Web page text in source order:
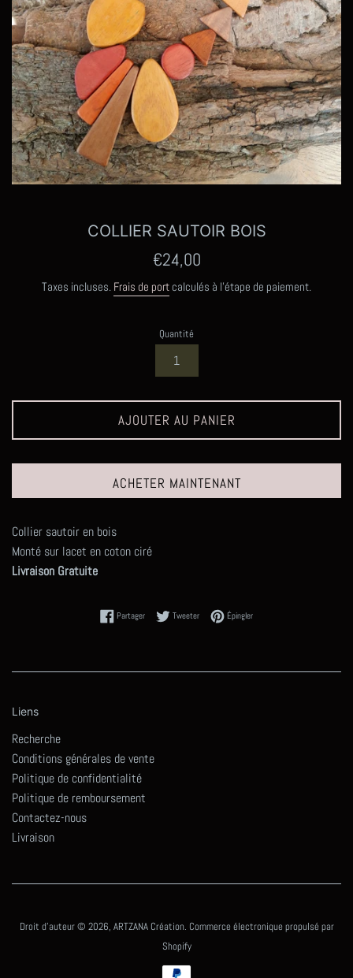
COLLIER SAUTOIR BOIS
Prix
€24,00
Taxes incluses. Frais de port calculés à l'étape de paiement.
Quantité
AJOUTER AU PANIER
ACHETER MAINTENANT
Collier sautoir en bois
Monté sur lacet en coton ciré
Livraison Gratuite
PartagerPartager sur Facebook
TweeterTweeter sur Twitter
ÉpinglerÉpingler sur Pinterest
Liens
Recherche
Conditions générales de vente
Politique de confidentialité
Politique de remboursement
Contactez-nous
Livraison
Droit d'auteur © 2026, ARTZANA Création. Commerce électronique propulsé par
Shopify
Icônes